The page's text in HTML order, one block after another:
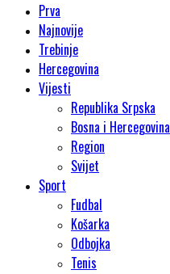
Prva
Najnovije
Trebinje
Hercegovina
Vijesti
Republika Srpska
Bosna i Hercegovina
Region
Svijet
Sport
Fudbal
Košarka
Odbojka
Tenis